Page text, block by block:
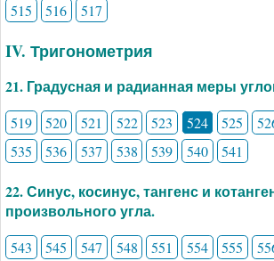
515
516 517
IV. Тригонометрия
21. Градусная и радианная меры
519 520 521 522 523 524 525
535
536 537 538 539 540 541
22. Синус, косинус, тангенс и
произвольного угла.
543 545 547 548 551 554 555